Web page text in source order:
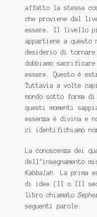
affatto la stessa
che proviene dal
essere.
Il livello
appartiene a
desiderio di
dobbiamo
essere. Questo è
Tuttavia a volte
mondo sotto forma
questi momenti
essenza è divina e
ci identifichiamo
La conoscenza dei
dell’insegnamento
Kabbalah
La prima
di idee (II o III
libro chiamato
seguenti parole: